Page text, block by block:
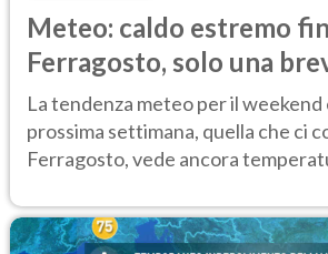
Meteo: caldo estremo
Ferragosto, solo una
Ecco dove
La tendenza meteo per il weekend
prossima settimana, quella che ci
Ferragosto, vede ancora